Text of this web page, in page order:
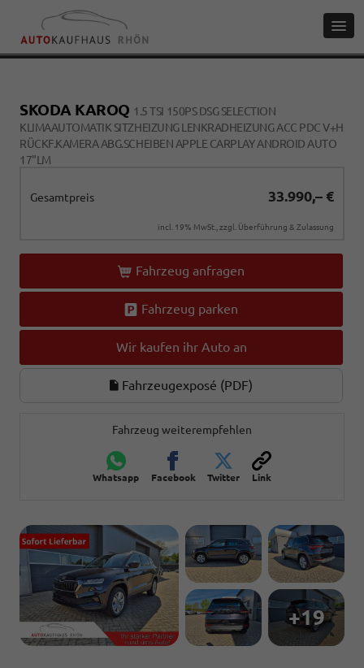
SKODA KAROQ 1.5 TSI 150PS DSG SELECTION
KLIMAAUTOMATIK SITZHEIZUNG LENKRADHEIZUNG ACC PDC V+H
RÜCKF.KAMERA ABG.SCHEIBEN APPLE CARPLAY ANDROID AUTO
17"LM
Gesamtpreis 33.990,– €
incl. 19% MwSt., zzgl. Überführung & Zulassung
Fahrzeug anfragen
Fahrzeug parken
Wir kaufen ihr Auto an
Fahrzeugexposé (PDF)
Fahrzeug weiterempfehlen
Whatsapp Facebook Twitter Link
+19